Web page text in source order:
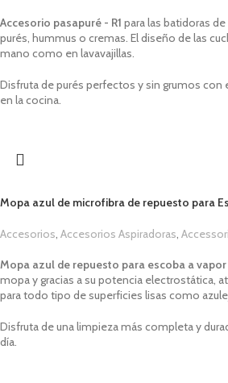
Accesorio pasapuré - R1 para las batidoras
purés, hummus o cremas. El diseño de las
mano como en lavavajillas
Disfruta de purés perfectos y sin grumos
en la cocina.
Mopa azul de microfibra de repuesto para
Accesorios Accesorios Aspiradoras
Mopa azul de repuesto para escoba a vapor
mopa y gracias a su potencia electrostática,
para todo tipo de superficies lisas como
Disfruta de una limpieza más completa y
día.